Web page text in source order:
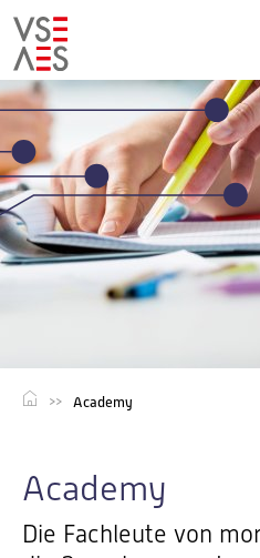
Direkt
zum
Academy
Academy
Die Fachleute von